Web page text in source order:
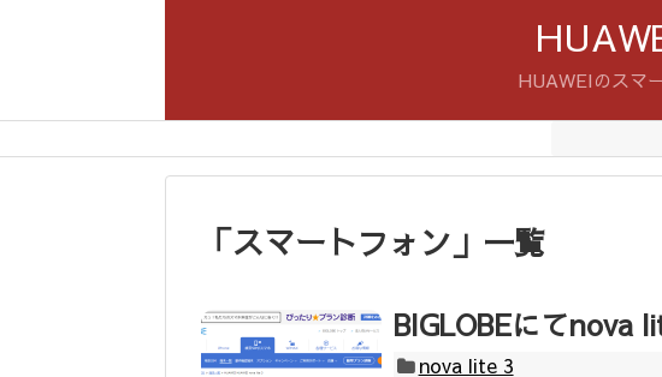
HUAWEIのスマ
「スマートフォン 」 一覧
BIGLOBEにてnova
nova lite 3